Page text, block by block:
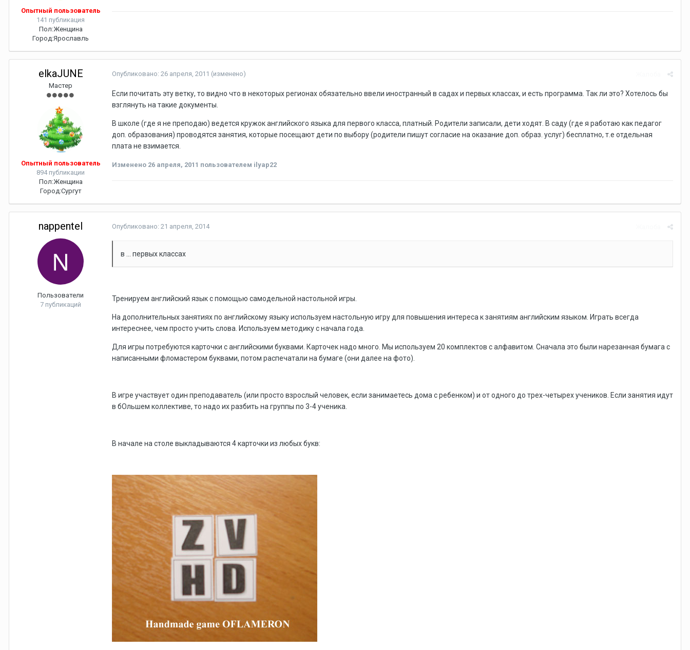
Опытный пользователь
141 публикация
Пол:Женщина
Город:Ярославль
elkaJUNE
Мастер
Опытный пользователь
894 публикации
Пол:Женщина
Город:Сургут
Опубликовано: 26 апреля, 2011 (изменено)
Если почитать эту ветку, то видно что в некоторых регионах обязательно ввели иностранный в садах и первых классах, и есть программа. Так ли это? Хотелось бы
взглянуть на такие документы.
В школе (где я не преподаю) ведется кружок английского языка для первого класса, платный. Родители записали, дети ходят. В саду (где я работаю как педагог
доп. образования) проводятся занятия, которые посещают дети по выбору (родители пишут согласие на оказание доп. образ. услуг) бесплатно, т.е отдельная
плата не взимается.
Изменено 26 апреля, 2011 пользователем ilyap22
nappentel
Пользователи
7 публикаций
Опубликовано: 21 апреля, 2014
в ... первых классах
Тренируем английский язык с помощью самодельной настольной игры.
На дополнительных занятиях по английскому языку используем настольную игру для повышения интереса к занятиям английским языком. Играть всегда
интереснее, чем просто учить слова. Используем методику с начала года.
Для игры потребуются карточки с английскими буквами. Карточек надо много. Мы используем 20 комплектов с алфавитом. Сначала это были нарезанная бумага с
написанными фломастером буквами, потом распечатали на бумаге (они далее на фото).
В игре участвует один преподаватель (или просто взрослый человек, если занимаетесь дома с ребенком) и от одного до трех-четырех учеников. Если занятия идут
в бОльшем коллективе, то надо их разбить на группы по 3-4 ученика.
В начале на столе выкладываются 4 карточки из любых букв: